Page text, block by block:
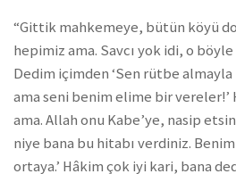
“Gittik mahkemeye, bütün köyü
hepimiz ama. Savcı yok idi, o
Dedim içimden ‘Sen rütbe
ama seni benim elime bir vereler!’
ama. Allah onu Kabe’ye, nasip
niye bana bu hitabı verdiniz.
ortaya.’ Hâkim çok iyi kari, bana